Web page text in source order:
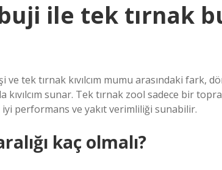
ile tek tırnak
ve tek tırnak kıvılcım mumu arasındaki fark,
sunar. Tek tırnak zool sadece bir
performans ve yakıt verimliliği sunabilir.
kaç olmalı?